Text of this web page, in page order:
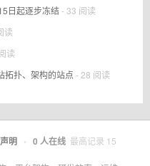
日起逐步冻结- 33 阅读
读
读
拓扑、架构的站点 - 28 阅读
声明 • 0 人在线 最高记录 15